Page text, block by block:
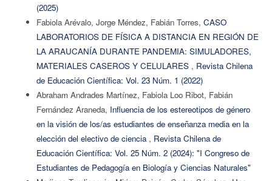
(2025)
Fabiola Arévalo, Jorge Méndez, Fabián Torres, CASO
LABORATORIOS DE FÍSICA A DISTANCIA EN REGIÓN DE
LA ARAUCANÍA DURANTE PANDEMIA: SIMULADORES,
MATERIALES CASEROS Y CELULARES , Revista Chilena
de Educación Científica: Vol. 23 Núm. 1 (2022)
Abraham Andrades Martínez, Fabiola Loo Ribot, Fabián
Fernández Araneda, Influencia de los estereotipos de género
en la visión de los/as estudiantes de enseñanza media en la
elección del electivo de ciencia , Revista Chilena de
Educación Científica: Vol. 25 Núm. 2 (2024): "I Congreso de
Estudiantes de Pedagogía en Biología y Ciencias Naturales"